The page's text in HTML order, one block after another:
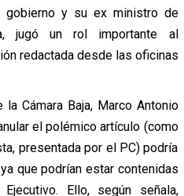
gobierno y su ex ministro de
jugó un rol importante al
redactada desde las oficinas
Cámara Baja, Marco Antonio
el polémico artículo (como
presentada por el PC) podría
que podrían estar contenidas
Ello, según señala,